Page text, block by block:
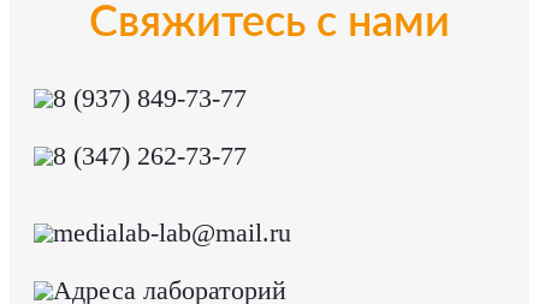
Свяжитесь с нами
8 (937) 849-73-77
8 (347) 262-73-77
medialab-lab@mail.ru
Адреса лабораторий